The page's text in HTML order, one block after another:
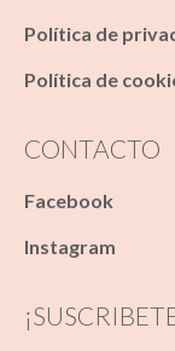
Política de
Política de
CONTACTO
Facebook
Instagram